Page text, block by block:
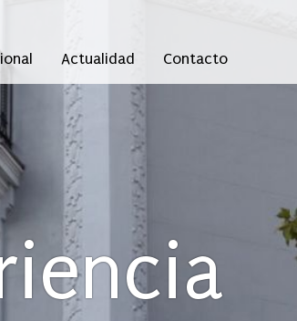
Actualidad Contacto